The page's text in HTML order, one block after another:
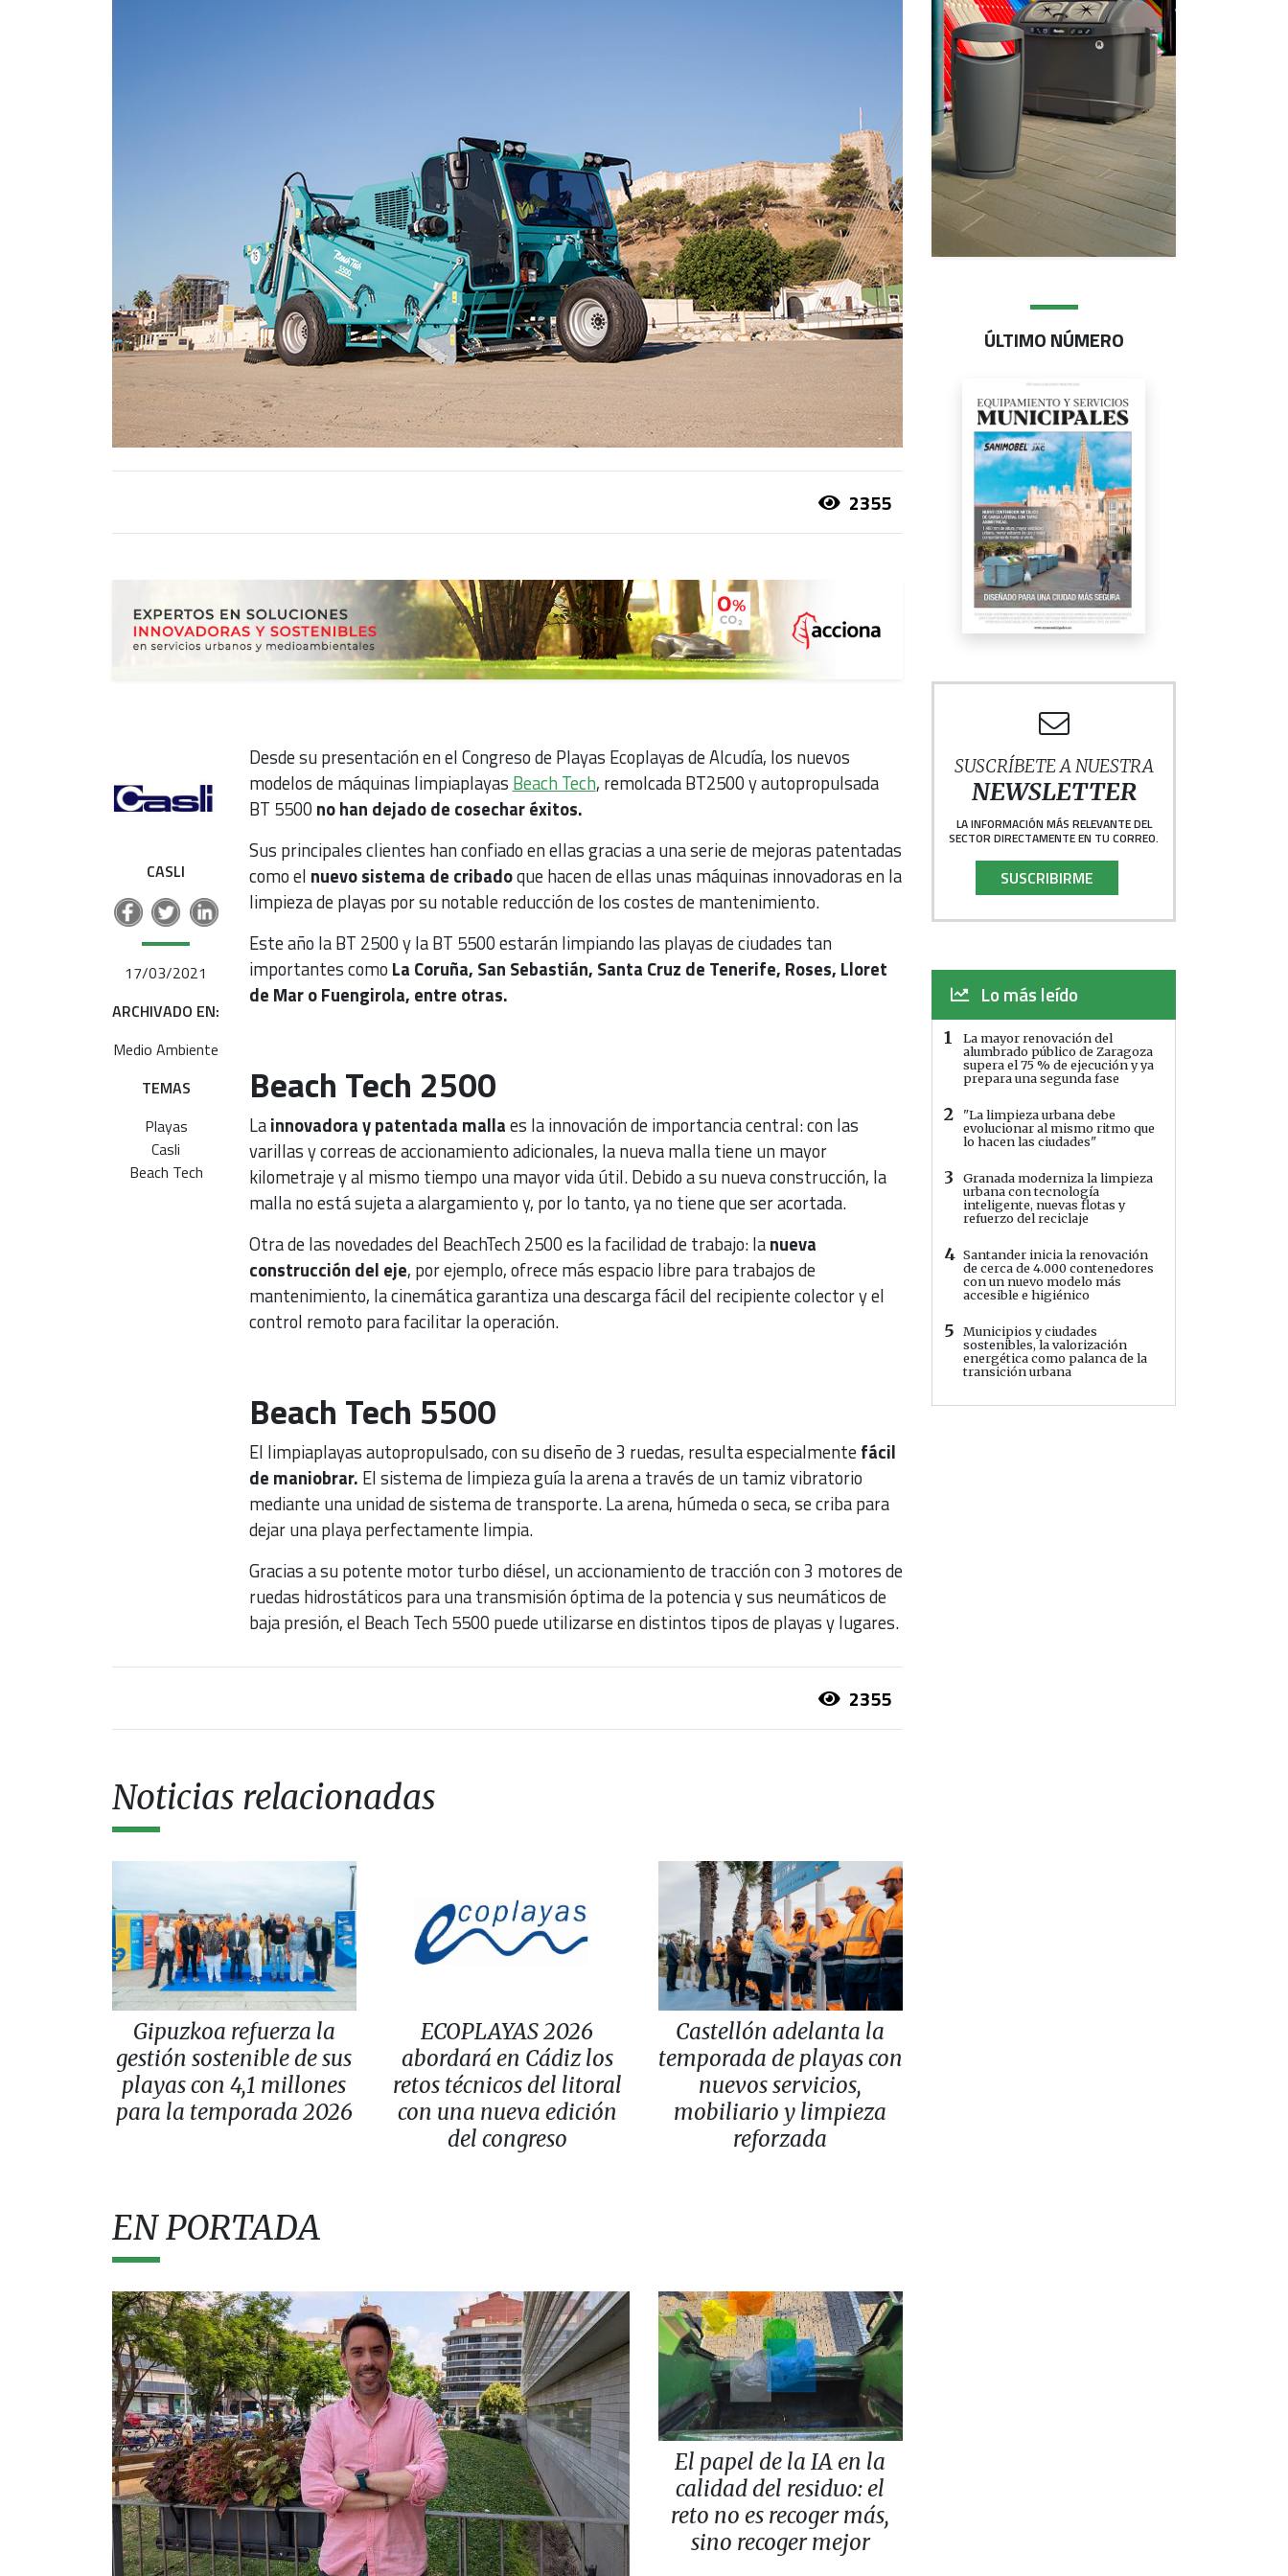
2355
CASLI
17/03/2021
ARCHIVADO EN:
Medio Ambiente
TEMAS
Playas
Casli
Beach Tech
Desde su presentación en el Congreso de Playas Ecoplayas de Alcudía, los nuevos
modelos de máquinas limpiaplayas Beach Tech, remolcada BT2500 y autopropulsada
BT 5500 no han dejado de cosechar éxitos.
Sus principales clientes han confiado en ellas gracias a una serie de mejoras patentadas
como el nuevo sistema de cribadoque hacen de ellas unas máquinas innovadoras en la
limpieza de playas por su notable reducción de los costes de mantenimiento.
Este año la BT 2500 y la BT 5500 estarán limpiando las playas de ciudades tan
importantes como La Coruña, San Sebastián, Santa Cruz de Tenerife, Roses, Lloret
de Mar o Fuengirola, entre otras.
Beach Tech 2500
Lainnovadora y patentada mallaes la innovación de importancia central: con las
varillas y correas de accionamiento adicionales, la nueva malla tiene un mayor
kilometraje y al mismo tiempo una mayor vida útil. Debido a su nueva construcción, la
malla no está sujeta a alargamiento y, por lo tanto, ya no tiene que ser acortada.
Otra de las novedades del BeachTech 2500 es la facilidad de trabajo: lanueva
construcción del eje, por ejemplo, ofrece más espacio libre para trabajos de
mantenimiento, la cinemática garantiza una descarga fácil del recipiente colector y el
control remoto para facilitar la operación.
Beach Tech 5500
El limpiaplayas autopropulsado, con su diseño de 3 ruedas, resulta especialmentefácil
de maniobrar. El sistema de limpieza guía la arena a través de un tamiz vibratorio
mediante una unidad de sistema de transporte. La arena, húmeda o seca, se criba para
dejar una playa perfectamente limpia.
Gracias a su potente motor turbo diésel, un accionamiento de tracción con 3 motores de
ruedas hidrostáticos para una transmisión óptima de la potencia y sus neumáticos de
baja presión, el Beach Tech 5500 puede utilizarse en distintos tipos de playas y lugares.
2355
Noticias relacionadas
Gipuzkoa refuerza la
gestión sostenible de sus
playas con 4,1 millones
para la temporada 2026
ECOPLAYAS 2026
abordará en Cádiz los
retos técnicos del litoral
con una nueva edición
del congreso
Castellón adelanta la
temporada de playas con
nuevos servicios,
mobiliario y limpieza
reforzada
EN PORTADA
El papel de la IA en la
calidad del residuo: el
reto no es recoger más,
sino recoger mejor
ÚLTIMO NÚMERO
SUSCRÍBETE A NUESTRA
NEWSLETTER
LA INFORMACIÓN MÁS RELEVANTE DEL
SECTOR DIRECTAMENTE EN TU CORREO.
SUSCRIBIRME
Lo más leído
1
La mayor renovación del
alumbrado público de Zaragoza
supera el 75 % de ejecución y ya
prepara una segunda fase
2
"La limpieza urbana debe
evolucionar al mismo ritmo que
lo hacen las ciudades"
3
Granada moderniza la limpieza
urbana con tecnología
inteligente, nuevas flotas y
refuerzo del reciclaje
4 Santander inicia la renovación
de cerca de 4.000 contenedores
con un nuevo modelo más
accesible e higiénico
5
Municipios y ciudades
sostenibles, la valorización
energética como palanca de la
transición urbana